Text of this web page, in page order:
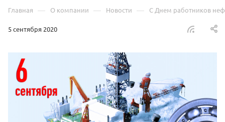
Главная — О компании — Новости — С Днем работников
5 сентября 2020